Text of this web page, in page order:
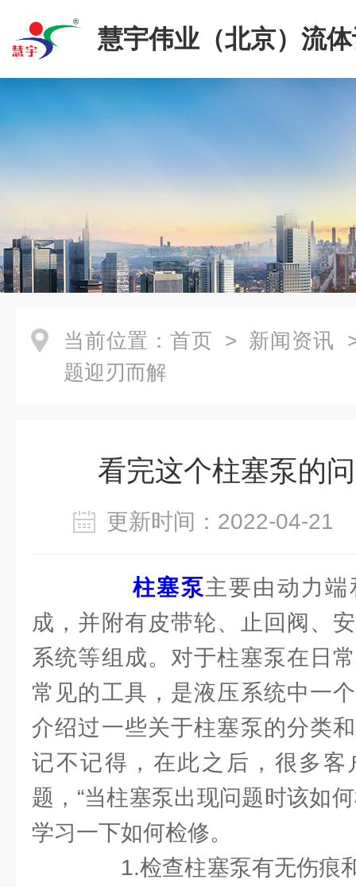
慧宇伟业（北京）流
限公司
当前位置： 首页 > 新闻资讯
题迎刃而解
看完这个柱塞泵的
更新时间：2022-04-
柱塞泵主要由动力
成，并附有皮带轮、止回阀、
系统等组成。对于柱塞泵在日
常见的工具，是液压系统中一
介绍过一些关于柱塞泵的分类
记不记得，在此之后，很多客
题，“当柱塞泵出现问题时该如
学习一下如何检修。
1.检查柱塞泵有无伤痕